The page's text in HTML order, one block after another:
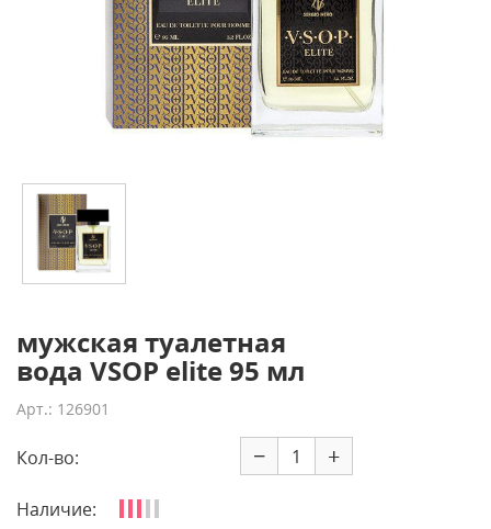
мужская туалетная
вода VSOP elite 95 мл
Арт.: 126901
Кол-во: − +
Наличие: